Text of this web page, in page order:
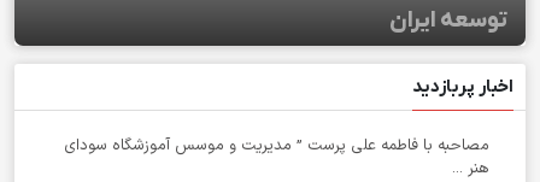
توسعه ایران
اخبار پربازدید
مصاحبه با فاطمه علی پرست ” مدیریت و موسس آموزشگاه سودای
هنر ...